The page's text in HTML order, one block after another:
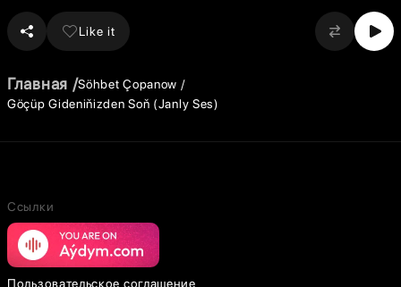
Like it
Главная
Söhbet Çopanow
Göçüp Gideniňizden Soň (Janly Ses)
Ссылки
Пользовательское соглашение